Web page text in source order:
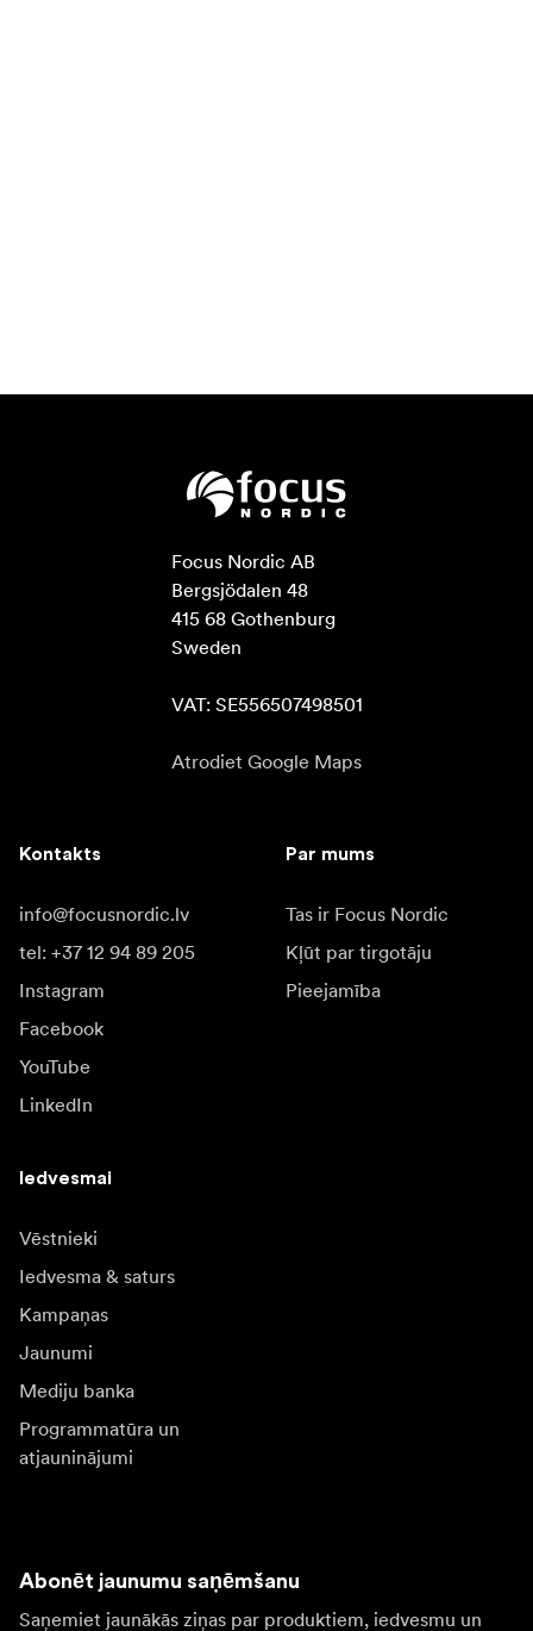
Focus Nordic AB
Bergsjödalen 48
415 68 Gothenburg
Sweden
VAT: SE556507498501
Atrodiet Google Maps
Kontakts
info@focusnordic.lv
tel: +37 12 94 89 205
Instagram
Facebook
YouTube
LinkedIn
Par mums
Tas ir Focus Nordic
Kļūt par tirgotāju
Pieejamība
Iedvesmai
Vēstnieki
Iedvesma & saturs
Kampaņas
Jaunumi
Mediju banka
Programmatūra un
atjauninājumi
Abonēt jaunumu saņēmšanu
Saņemiet jaunākās ziņas par produktiem, iedvesmu un